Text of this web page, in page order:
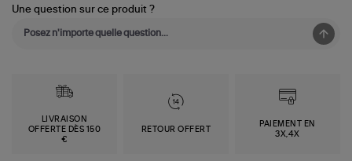
Une question sur ce produit ?
LIVRAISON
OFFERTE DÈS 150
€
RETOUR OFFERT
PAIEMENT EN
3X,4X